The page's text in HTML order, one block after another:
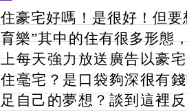
住豪宅好嗎！是很好！但
育樂”其中的住有很多形態
上每天強力放送廣告以豪
住毫宅？是口袋夠深很有
足自己的夢想？談到這裡